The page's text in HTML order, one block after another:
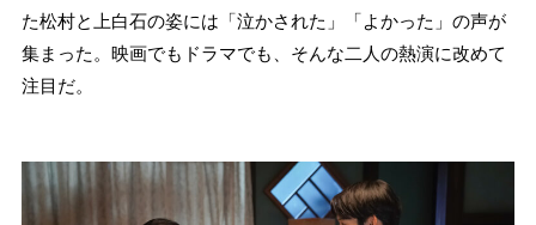
た松村と上白石の姿には「泣かされた」「よかった」の声が
集まった。映画でもドラマでも、そんな二人の熱演に改めて
注目だ。